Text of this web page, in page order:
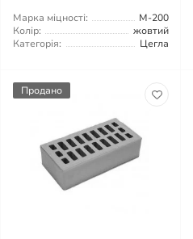
Марка міцності:
М-200
Колір:
жовтий
Категорія:
Цегла
Продано